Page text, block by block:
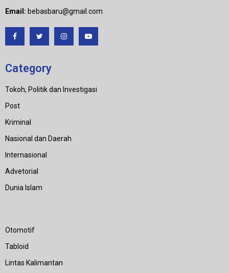
Email: bebasbaru@gmail.com
Category
Tokoh, Politik dan Investigasi
Post
Kriminal
Nasional dan Daerah
Internasional
Advetorial
Dunia Islam
Otomotif
Tabloid
Lintas Kalimantan